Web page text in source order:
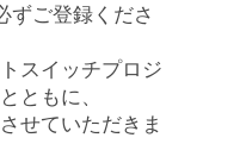
ずご登録くださ
スイッチプロジ
ともに、
せていただきま